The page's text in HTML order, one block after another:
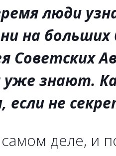
люди
на больших
Советских
знают.
если не
деле, и